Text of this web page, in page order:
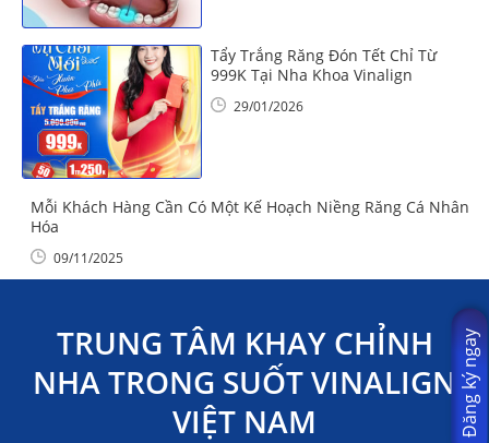
Tẩy Trắng Răng Đón Tết Chỉ Từ
999K Tại Nha Khoa Vinalign
29/01/2026
Mỗi Khách Hàng Cần Có Một Kế Hoạch Niềng Răng Cá Nhân
Hóa
09/11/2025
TRUNG TÂM KHAY CHỈNH
NHA TRONG SUỐT VINALIGN
VIỆT NAM
Đăng ký ngay